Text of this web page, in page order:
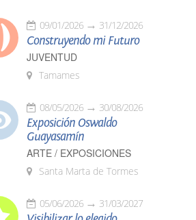
09/01/2026 31/12/2026
Construyendo mi Futuro
JUVENTUD
Tamames
08/05/2026 30/08/2026
Exposición Oswaldo
Guayasamín
ARTE / EXPOSICIONES
Santa Marta de Tormes
05/06/2026 31/03/2027